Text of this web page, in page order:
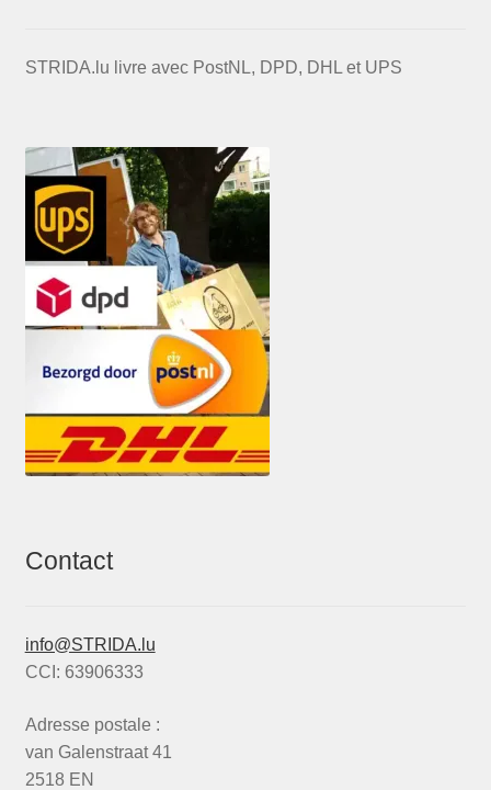
STRIDA.lu livre avec PostNL, DPD, DHL et UPS
Contact
info@STRIDA.lu
CCI: 63906333
Adresse postale :
van Galenstraat 41
2518 EN